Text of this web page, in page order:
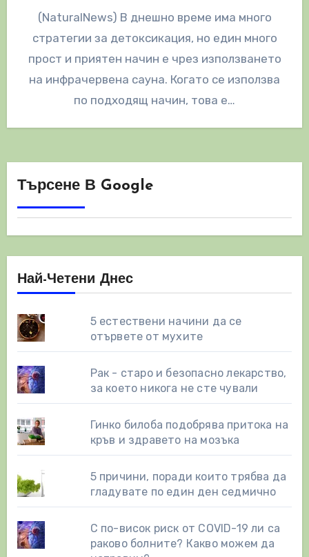
(NaturalNews) В днешно време има много
стратегии за детоксикация, но един много
прост и приятен начин е чрез използването
на инфрачервена сауна. Когато се използва
по подходящ начин, това е…
Търсене В Google
Най-Четени Днес
5 естествени начини да се
отървете от мухите
Рак - старо и безопасно лекарство,
за което никога не сте чували
Гинко билоба подобрява притока на
кръв и здравето на мозъка
5 причини, поради които трябва да
гладувате по един ден седмично
С по-висок риск от COVID-19 ли са
раково болните? Какво можем да